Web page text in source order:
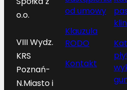
o.o.
VIII Wydz.
KRS
Poznań-
N.Miasto i
od umowy
Klauzula
RODO
Kontakt